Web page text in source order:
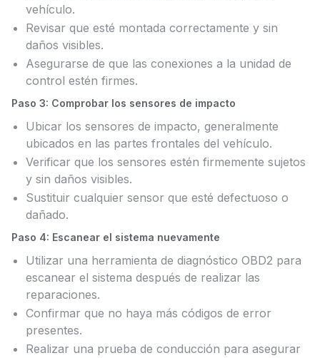
vehículo.
Revisar que esté montada correctamente y sin
daños visibles.
Asegurarse de que las conexiones a la unidad de
control estén firmes.
Paso 3: Comprobar los sensores de impacto
Ubicar los sensores de impacto, generalmente
ubicados en las partes frontales del vehículo.
Verificar que los sensores estén firmemente sujetos
y sin daños visibles.
Sustituir cualquier sensor que esté defectuoso o
dañado.
Paso 4: Escanear el sistema nuevamente
Utilizar una herramienta de diagnóstico OBD2 para
escanear el sistema después de realizar las
reparaciones.
Confirmar que no haya más códigos de error
presentes.
Realizar una prueba de conducción para asegurar